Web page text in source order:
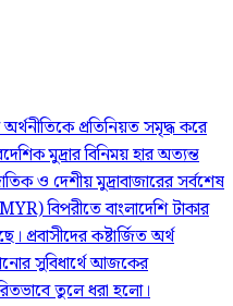
প্রতিনিয়ত সমৃদ্ধ করে
মুদ্রার বিনিময় হার অত্যন্ত
ও দেশীয় মুদ্রাবাজারের সর্বশেষ
বিপরীতে বাংলাদেশি টাকার
প্রবাসীদের কষ্টার্জিত অর্থ
সুবিধার্থে আজকের
তুলে ধরা হলো।